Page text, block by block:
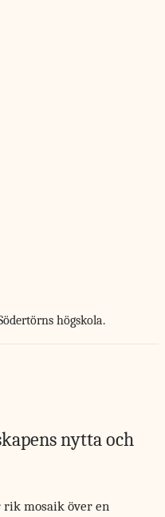
högskola.
nytta och
mosaik över en